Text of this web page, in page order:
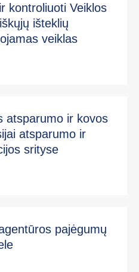
kontroliuoti Veiklos
išteklių
veiklas
atsparumo ir kovos
atsparumo ir
srityse
pajėgumų